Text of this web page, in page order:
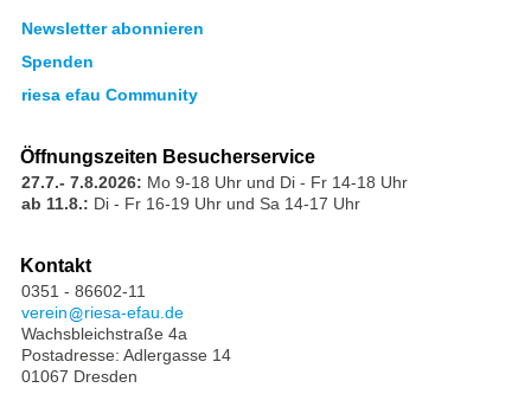
Newsletter abonnieren
Spenden
riesa efau Community
Öffnungszeiten Besucherservice
27.7.- 7.8.2026: Mo 9-18 Uhr und Di - Fr 14-18 Uhr
ab 11.8.: Di - Fr 16-19 Uhr und Sa 14-17 Uhr
Kontakt
0351 - 86602-11
verein
riesa-efau.de
Wachsbleichstraße 4a
Postadresse: Adlergasse 14
01067 Dresden